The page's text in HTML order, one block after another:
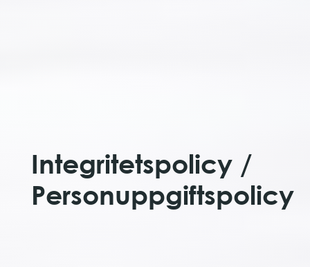
Integritetspolicy /
Personuppgiftspolicy